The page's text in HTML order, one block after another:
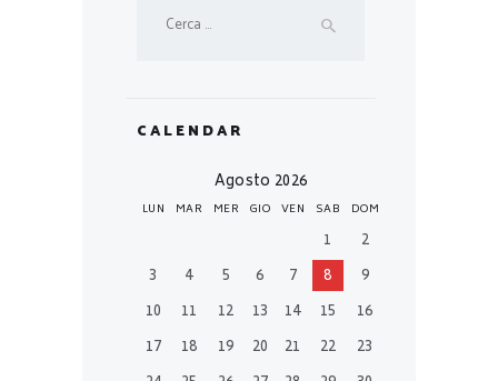
CALENDAR
Agosto 2026
LUN MAR MER GIO VEN SAB DOM
1
2
3
4 5 6 7 8
9
10
11 12 13 14 15
16
17
18 19 20 21 22
23